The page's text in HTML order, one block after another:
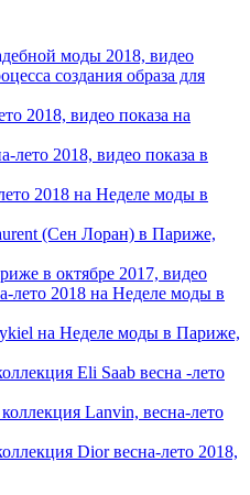
моды 2018, видео
создания образа для
2018, видео показа на
лето 2018, видео показа в
2018 на Неделе моды в
(Сен Лоран) в Париже,
в октябре 2017, видео
лето 2018 на Неделе моды в
на Неделе моды в Париже,
Eli Saab весна -лето
Lanvin, весна-лето
Dior весна-лето 2018,